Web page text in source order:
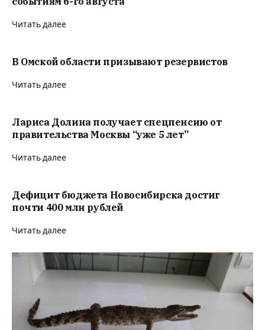
Читать далее
В Омской области призывают резервистов
Читать далее
Лариса Долина получает спецпенсию от
правительства Москвы “уже 5 лет”
Читать далее
Дефицит бюджета Новосибирска достиг
почти 400 млн рублей
Читать далее